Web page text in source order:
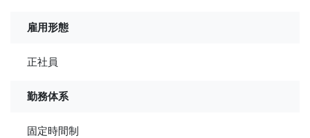
雇用形態
正社員
勤務体系
固定時間制